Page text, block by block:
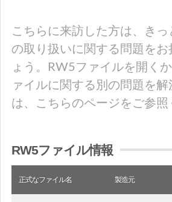
こちらに来訪した方は、き
の取り扱いに関する問題をお
ょう。RW5ファイルを開く
ァイルに関する別の問題を
は、こちらのページをご参照
RW5ファイル情報
正式なファイル名 製造元